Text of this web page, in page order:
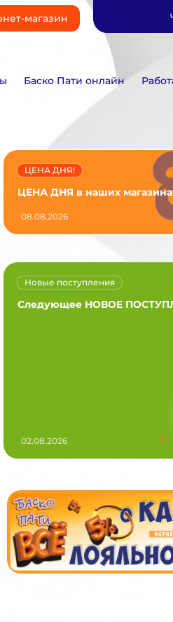
магазин
Баско Пати онлайн
ЦЕНА ДНЯ в наших
ЦЕНА ДНЯ!
08.08.2026
Следующее НОВОЕ
Новые поступления
02.08.2026